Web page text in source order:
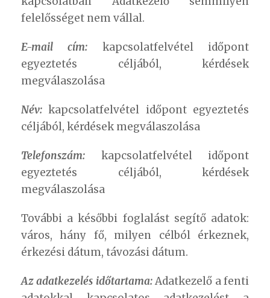
felelősséget nem vállal.
E-mail cím: kapcsolatfelvétel időpont
egyeztetés céljából, kérdések
megválaszolása
Név: kapcsolatfelvétel időpont egyeztetés
céljából, kérdések megválaszolása
Telefonszám: kapcsolatfelvétel időpont
egyeztetés céljából, kérdések
megválaszolása
További a későbbi foglalást segítő adatok:
város, hány fő, milyen célból érkeznek,
érkezési dátum, távozási dátum.
Az adatkezelés időtartama:Adatkezelő a fenti